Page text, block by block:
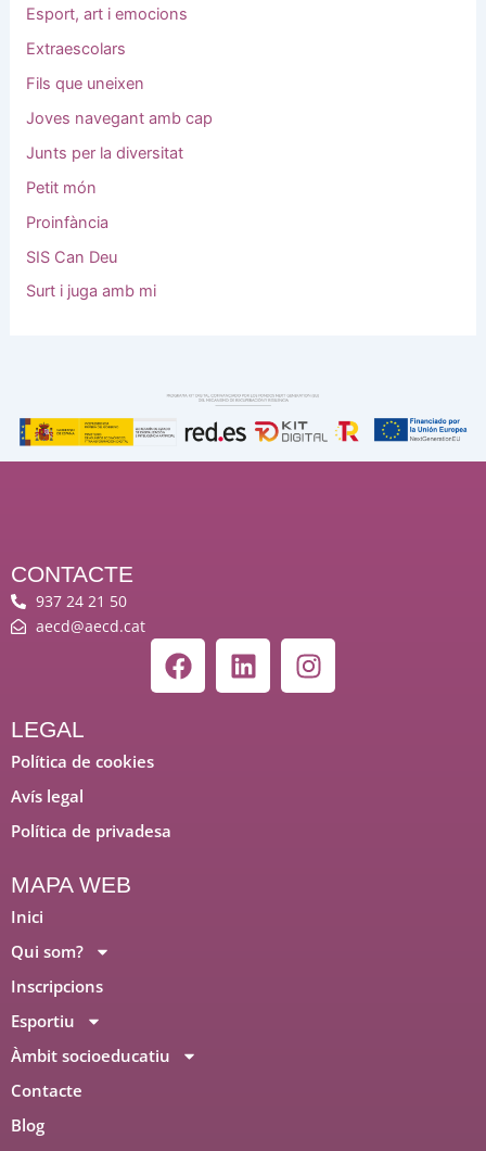
Esport, art i emocions
Extraescolars
Fils que uneixen
Joves navegant amb cap
Junts per la diversitat
Petit món
Proinfància
SIS Can Deu
Surt i juga amb mi
CONTACTE
937 24 21 50
aecd@aecd.cat
F
a
L
i
I
n
LEGAL
Política de cookies
Avís legal
Política de privadesa
MAPA WEB
Inici
Qui som?
Inscripcions
Esportiu
Àmbit socioeducatiu
Contacte
Blog